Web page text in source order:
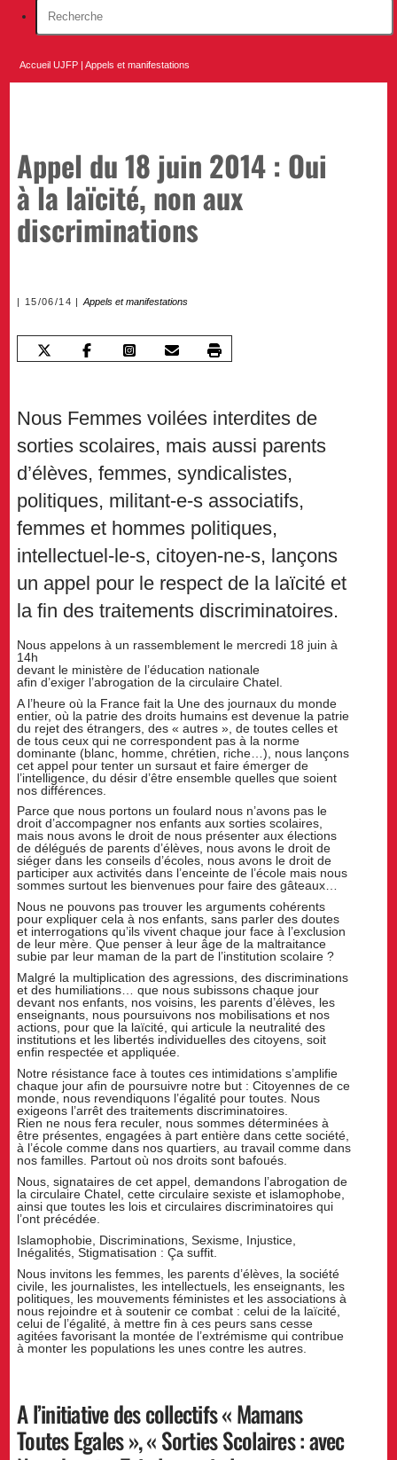
Accueil UJFP |Appels et manifestations
Appel du 18 juin 2014 : Oui
à la laïcité, non aux
discriminations
15/06/14 Appels et manifestations
Nous Femmes voilées interdites de
sorties scolaires, mais aussi parents
d’élèves, femmes, syndicalistes,
politiques, militant-e-s associatifs,
femmes et hommes politiques,
intellectuel-le-s, citoyen-ne-s, lançons
un appel pour le respect de la laïcité et
la fin des traitements discriminatoires.
Nous appelons à un rassemblement le mercredi 18 juin à
14h
devant le ministère de l’éducation nationale
afin d’exiger l’abrogation de la circulaire Chatel.
A l’heure où la France fait la Une des journaux du monde
entier, où la patrie des droits humains est devenue la patrie
du rejet des étrangers, des « autres », de toutes celles et
de tous ceux qui ne correspondent pas à la norme
dominante (blanc, homme, chrétien, riche…), nous lançons
cet appel pour tenter un sursaut et faire émerger de
l’intelligence, du désir d’être ensemble quelles que soient
nos différences.
Parce que nous portons un foulard nous n’avons pas le
droit d’accompagner nos enfants aux sorties scolaires,
mais nous avons le droit de nous présenter aux élections
de délégués de parents d’élèves, nous avons le droit de
siéger dans les conseils d’écoles, nous avons le droit de
participer aux activités dans l’enceinte de l’école mais nous
sommes surtout les bienvenues pour faire des gâteaux…
Nous ne pouvons pas trouver les arguments cohérents
pour expliquer cela à nos enfants, sans parler des doutes
et interrogations qu’ils vivent chaque jour face à l’exclusion
de leur mère. Que penser à leur âge de la maltraitance
subie par leur maman de la part de l’institution scolaire ?
Malgré la multiplication des agressions, des discriminations
et des humiliations… que nous subissons chaque jour
devant nos enfants, nos voisins, les parents d’élèves, les
enseignants, nous poursuivons nos mobilisations et nos
actions, pour que la laïcité, qui articule la neutralité des
institutions et les libertés individuelles des citoyens, soit
enfin respectée et appliquée.
Notre résistance face à toutes ces intimidations s’amplifie
chaque jour afin de poursuivre notre but : Citoyennes de ce
monde, nous revendiquons l’égalité pour toutes. Nous
exigeons l’arrêt des traitements discriminatoires.
Rien ne nous fera reculer, nous sommes déterminées à
être présentes, engagées à part entière dans cette société,
à l’école comme dans nos quartiers, au travail comme dans
nos familles. Partout où nos droits sont bafoués.
Nous, signataires de cet appel, demandons l’abrogation de
la circulaire Chatel, cette circulaire sexiste et islamophobe,
ainsi que toutes les lois et circulaires discriminatoires qui
l’ont précédée.
Islamophobie, Discriminations, Sexisme, Injustice,
Inégalités, Stigmatisation : Ça suffit.
Nous invitons les femmes, les parents d’élèves, la société
civile, les journalistes, les intellectuels, les enseignants, les
politiques, les mouvements féministes et les associations à
nous rejoindre et à soutenir ce combat : celui de la laïcité,
celui de l’égalité, à mettre fin à ces peurs sans cesse
agitées favorisant la montée de l’extrémisme qui contribue
à monter les populations les unes contre les autres.
A l’initiative des collectifs « Mamans
Toutes Egales », « Sorties Scolaires : avec